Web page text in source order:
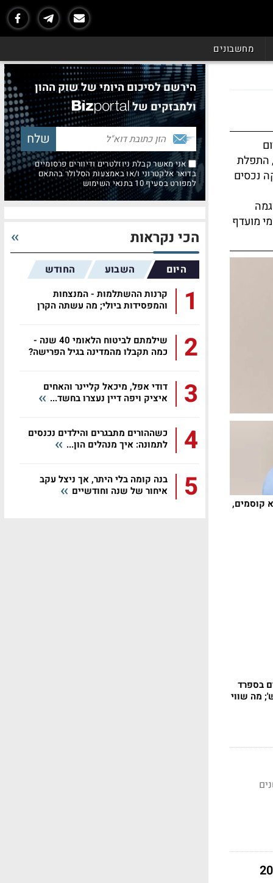
מחשבונים
התפלת
נכסים
מועדף
קוסמים,
בספרד
ש'; מה שווי
להרוויח עוד שנה בקצב של 200
הירשם לסיכום היומי של שוק ההון
ולמבזקים של
אני מאשר קבלת ניוזלטרים ודיוורים פרסומיים
בדואר אלקטרוני ו/או באמצעות הסלולר בהתאם
למפורט בסעיף 10 בתנאי השימוש
הכי נקראות
היום השבוע החודש
1
קרנות ההשתלמות - המנצחות
והמפסידות ביולי; מה עשתה הקרן
2
שילמתם לביטוח הלאומי 40 שנה -
כמה תקבלו מהמדינה בגיל הפרישה?
3
דודי אפל, מיכאל קליינר והאחים
איציק ויפה דיין נעצרו בחשד...
4
כשההורים מתבגרים והילדים נכנסים
לתמונה: איך מנהלים הון...
5
בנה קומה בלי היתר, אך ניצל עקב
איחור של שנה וחודשיים